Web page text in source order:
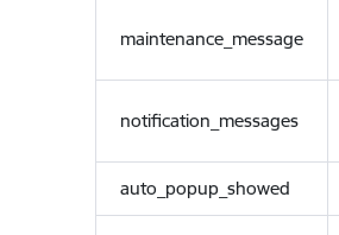
maintenance_message
notification_messages
auto_popup_showed